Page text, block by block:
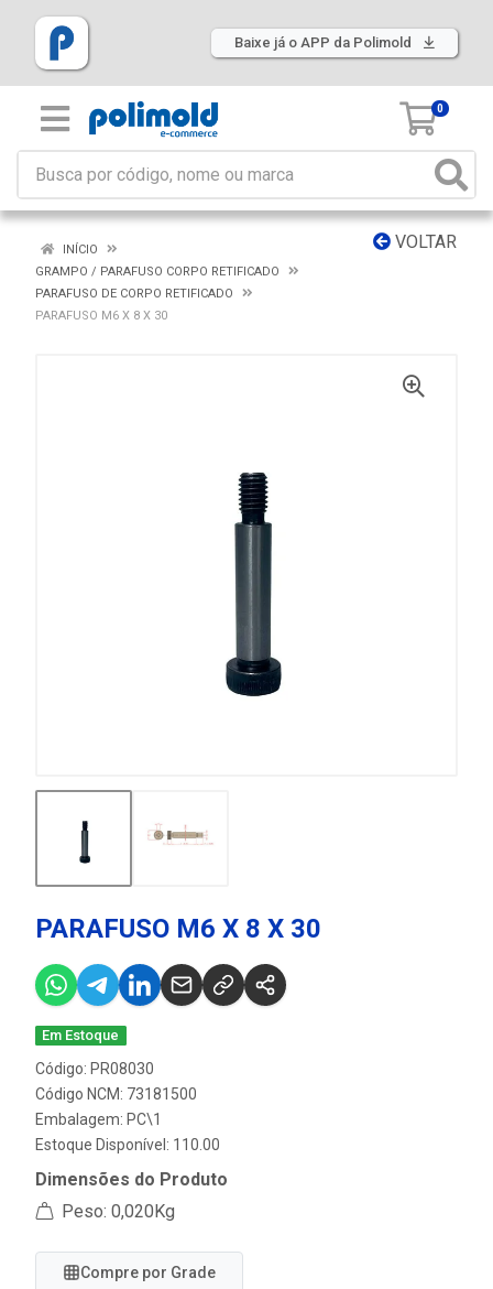
Baixe já o APP da Polimold
0
VOLTAR
INÍCIO
GRAMPO / PARAFUSO CORPO RETIFICADO
PARAFUSO DE CORPO RETIFICADO
PARAFUSO M6 X 8 X 30
PARAFUSO M6 X 8 X 30
Em Estoque
Código: PR08030
Código NCM: 73181500
Embalagem: PC\1
Estoque Disponível: 110.00
Dimensões do Produto
Peso: 0,020Kg
Compre por Grade